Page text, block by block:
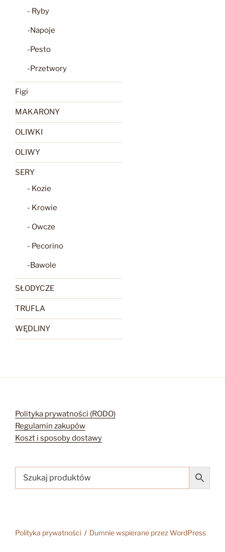
- Ryby
-Napoje
-Pesto
-Przetwory
Figi
MAKARONY
OLIWKI
OLIWY
SERY
- Kozie
- Krowie
- Owcze
- Pecorino
-Bawole
SŁODYCZE
TRUFLA
WĘDLINY
Polityka prywatności (RODO)
Regulamin zakupów
Koszt i sposoby dostawy
Polityka prywatności Dumnie wspierane przez WordPress